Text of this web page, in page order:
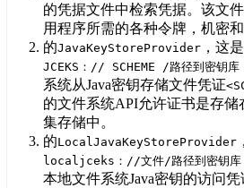
的凭据文件中检索凭据。该文
用程序所需的各种令牌，机密和
的JavaKeyStoreProvider ，这
JCEKS：// SCHEME /路径到密钥库
系统从Java密钥存储文件凭证
的文件系统API允许证书是存
集存储中。
的LocalJavaKeyStoreProvider
localjceks：//文件/路径到密钥库
本地文件系统Java密钥的访问